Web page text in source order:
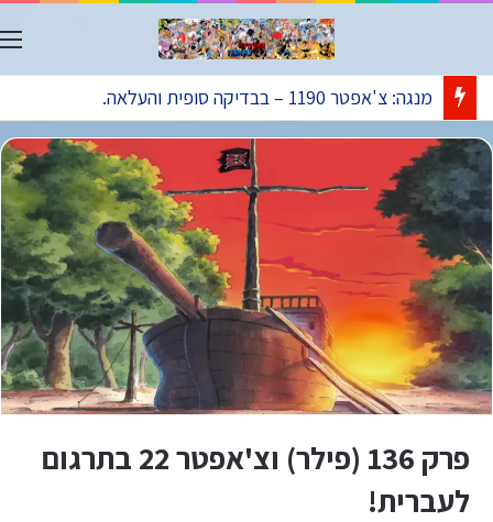
אנימה: פרק 1173 – ישודר בתאריך 09.08.
פרק 136 (פילר) וצ'אפטר 22 בתרגום
לעברית!